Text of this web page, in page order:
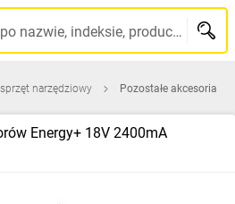
Szukaj po nazwie, indeksie, producencie, kodzie kreskowym...
narzędziowy Pozostałe akcesoria
Energy+ 18V 2400mA